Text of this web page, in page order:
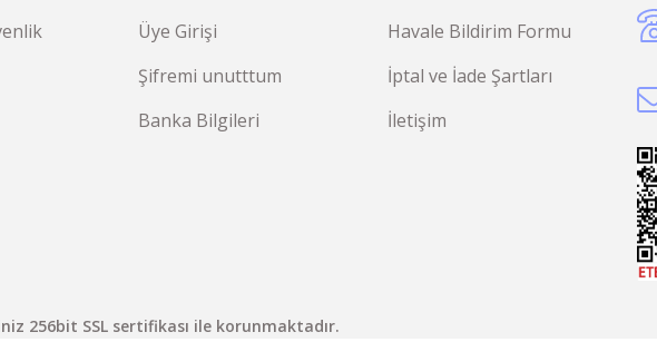
Üye Girişi
Şifremi unutttum
Banka Bilgileri
Havale Bildirim Formu
İptal ve İade Şartları
İletişim
256bit SSL sertifikası ile korunmaktadır.